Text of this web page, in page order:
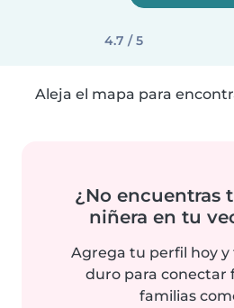
4.7 / 5
Aleja el mapa para
¿No encuentras
niñera en tu
Agrega tu perfil hoy
duro para conectar
familias